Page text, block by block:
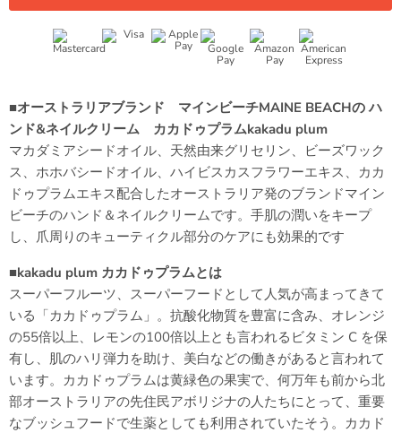
■オーストラリアブランド マインビーチMAINE BEACHのハ
ンド&ネイルクリーム カカドゥプラムkakadu plum
マカダミアシードオイル、天然由来グリセリン、ビーズワック
ス、ホホバシードオイル、ハイビスカスフラワーエキス、カカ
ドゥプラムエキス配合したオーストラリア発のブランドマイン
ビーチのハンド＆ネイルクリームです。手肌の潤いをキープ
し、爪周りのキューティクル部分のケアにも効果的です
■kakadu plum カカドゥプラムとは
スーパーフルーツ、スーパーフードとして人気が高まってきて
いる「カカドゥプラム」。 抗酸化物質を豊富に含み、オレンジ
の55倍以上、レモンの100倍以上とも言われるビタミン C を保
有し、肌のハリ弾力を助け、美白などの働きがあると言われて
います。カカドゥプラムは黄緑色の果実で、何万年も前から北
部オーストラリアの先住民アボリジナの人たちにとって、重要
なブッシュフードで生薬としても利用されていたそう。カカド